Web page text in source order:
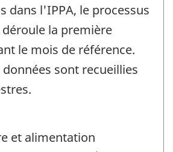
dans l'IPPA, le processus
la première
le mois de référence.
sont recueillies
et alimentation